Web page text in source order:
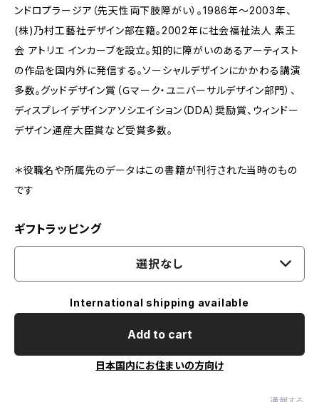
ンドロプラージア（先天性両下肢障がい）。1986年～2003年、
(株)乃村工藝社デザイン部在籍。2002年に社会福祉法人 素王
会 アトリエ インカーブを設立。知的に障がいのあるアーティスト
の作品を国内外に発信する。ソーシャルデザインにかかわる講演
多数。グッドデザイン賞（Ｇマーク・ユニバーサルデザイン部門）、
ディスプレイデザインアソシエイション（DDA）奨励賞、ウィンドー
デザイン通産大臣賞など受賞多数。
＊役職名や所属先のデータはこの書籍が刊行された当時のもの
です
ギフトラッピング
選択なし
International shipping available
Add to cart
日本国内にお住まいの方向け